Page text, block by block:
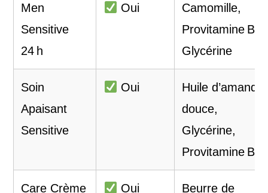
Men
Sensitive
24 h
Oui
Camomille,
Provitamine B5,
Glycérine
Soin
Apaisant
Sensitive
Oui
Huile d’amande
douce,
Glycérine,
Provitamine B5
Care Crème Oui Beurre de